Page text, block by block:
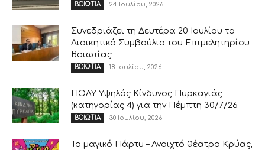
ΒΟΙΩΤΙΑ 24 Ιουλίου, 2026
Συνεδριάζει τη Δευτέρα 20 Ιουλίου το
Διοικητικό Συμβούλιο του Επιμελητηρίου
Βοιωτίας
ΒΟΙΩΤΙΑ 18 Ιουλίου, 2026
ΠΟΛΥ Υψηλός Κίνδυνος Πυρκαγιάς
(κατηγορίας 4) για την Πέμπτη 30/7/26
ΒΟΙΩΤΙΑ 30 Ιουλίου, 2026
Το μαγικό Πάρτυ – Ανοιχτό θέατρο Κρύας,